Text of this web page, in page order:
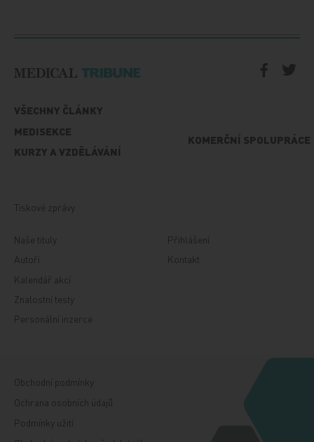
VŠECHNY ČLÁNKY
MEDISEKCE
KURZY A VZDĚLÁVÁNÍ
KOMERČNÍ SPOLUPRÁCE
Tiskové zprávy
Naše tituly
Autoři
Kalendář akcí
Znalostní testy
Personální inzerce
Přihlášení
Kontakt
Obchodní podmínky
Ochrana osobních údajů
Podmínky užití